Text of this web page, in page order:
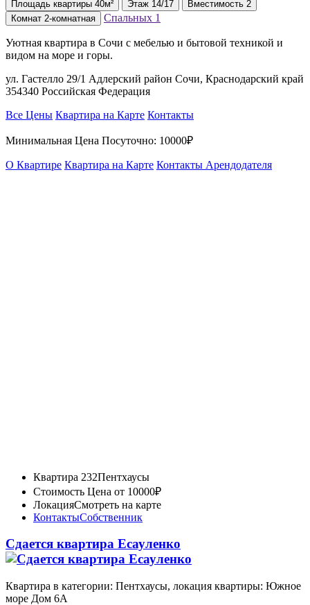
Площадь квартиры 40м² Этаж 14/17 Вместимость 2
Комнат 2-комнатная Спальных 1
Уютная квартира в Сочи с мебелью и бытовой техникой и
видом на море и горы.
ул. Гастелло 29/1 Адлерский район Сочи, Краснодарский край
354340 Российская Федерация
Все Цены Квартира на Карте Контакты
Минимальная Цена Посуточно: 10000₽
О Квартире Квартира на Карте Контакты Арендодателя
Квартира 232Пентхаусы
Стоимость Цена от 10000₽
ЛокацияСмотреть на карте
КонтактыСобственник
Сдается квартира Есауленко
Квартира в категории: Пентхаусы, локация квартиры: Южное
море Дом 6А